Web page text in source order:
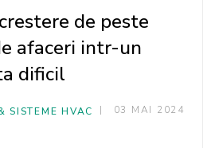
de peste
afaceri intr-un
dificil
SISTEME HVAC
03 MAI 2024